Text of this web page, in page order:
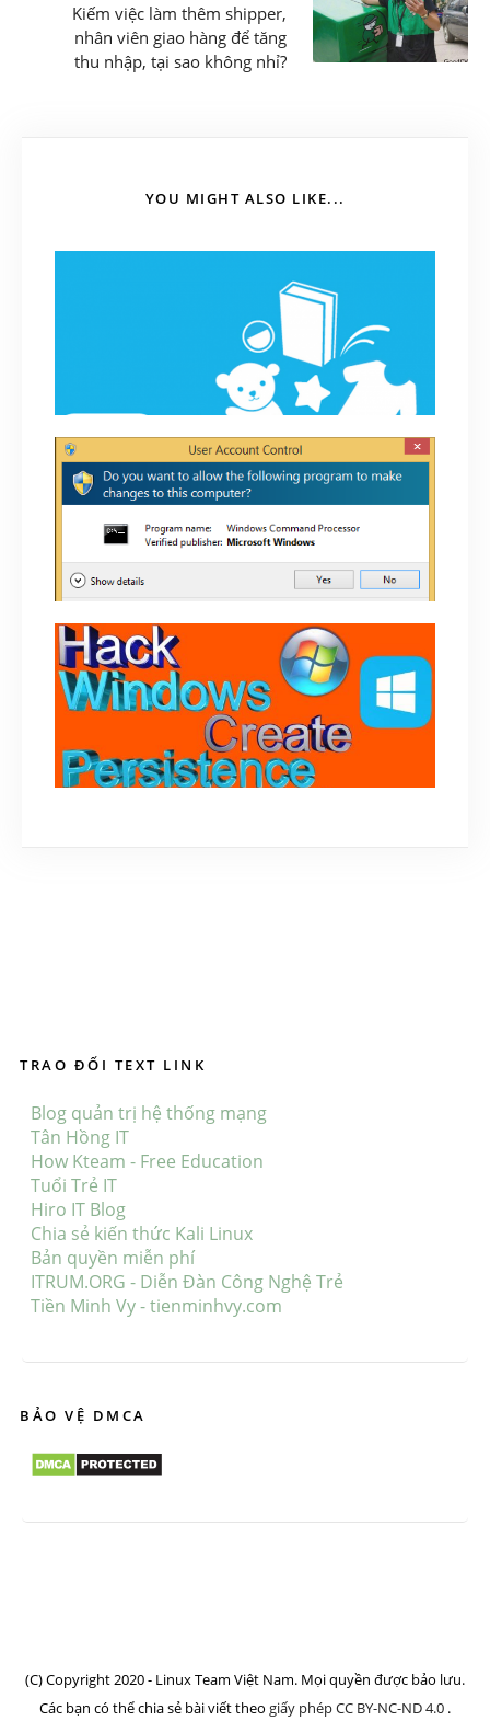
Kiếm việc làm thêm shipper,
nhân viên giao hàng để tăng
thu nhập, tại sao không nhỉ?
YOU MIGHT ALSO LIKE...
nguy cơ lộ thông tin người dùng [ĐÃ FIX]
September 16, 2018
Lỗ hổng vô tình khi kích hoạt tài khoản
Administrator Built-in
June 22, 2018
TRAO ĐỔI TEXT LINK
Blog quản trị hệ thống mạng
Tân Hồng IT
How Kteam - Free Education
Tuổi Trẻ IT
Hiro IT Blog
Chia sẻ kiến thức Kali Linux
Bản quyền miễn phí
ITRUM.ORG - Diễn Đàn Công Nghệ Trẻ
Tiền Minh Vy - tienminhvy.com
BẢO VỆ DMCA
(C) Copyright 2020 - Linux Team Việt Nam. Mọi quyền được bảo lưu.
Các bạn có thể chia sẻ bài viết theo giấy phép CC BY-NC-ND 4.0 .